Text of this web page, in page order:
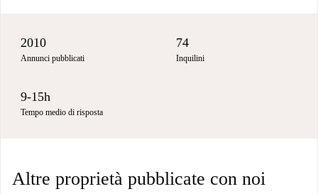
2010
Annunci pubblicati
74
Inquilini
9-15h
Tempo medio di risposta
Altre proprietà pubblicate con noi